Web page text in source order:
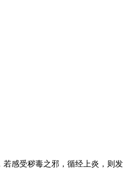
感受秽毒之邪，循经上炎，则发